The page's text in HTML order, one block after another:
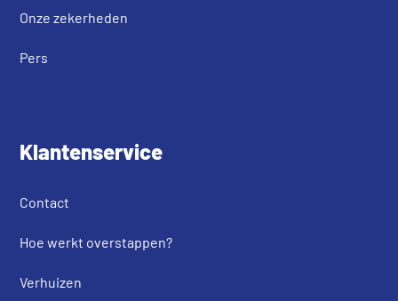
Onze zekerheden
Pers
Klantenservice
Contact
Hoe werkt overstappen?
Verhuizen